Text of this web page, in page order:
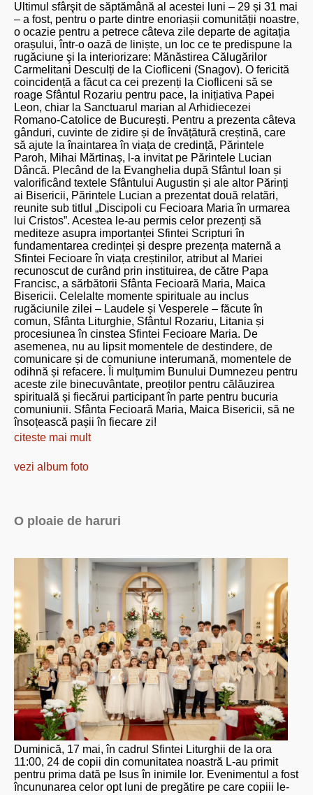
Ultimul sfârşit de săptămână al acestei luni – 29 și 31 mai
– a fost, pentru o parte dintre enoriașii comunității noastre,
o ocazie pentru a petrece câteva zile departe de agitația
orașului, într-o oază de liniște, un loc ce te predispune la
rugăciune şi la interiorizare: Mănăstirea Călugărilor
Carmelitani Desculți de la Ciofliceni (Snagov). O fericită
coincidență a făcut ca cei prezenți la Ciofliceni să se
roage Sfântul Rozariu pentru pace, la inițiativa Papei
Leon, chiar la Sanctuarul marian al Arhidiecezei
Romano-Catolice de București. Pentru a prezenta câteva
gânduri, cuvinte de zidire și de învățătură creștină, care
să ajute la înaintarea în viața de credință, Părintele
Paroh, Mihai Mărtinaș, l-a invitat pe Părintele Lucian
Dâncă. Plecând de la Evanghelia după Sfântul Ioan și
valorificând textele Sfântului Augustin și ale altor Părinți
ai Bisericii, Părintele Lucian a prezentat două relatări,
reunite sub titlul „Discipoli cu Fecioara Maria în urmarea
lui Cristos”. Acestea le-au permis celor prezenți să
mediteze asupra importanței Sfintei Scripturi în
fundamentarea credinței și despre prezența maternă a
Sfintei Fecioare în viața creștinilor, atribut al Mariei
recunoscut de curând prin instituirea, de către Papa
Francisc, a sărbătorii Sfânta Fecioară Maria, Maica
Bisericii. Celelalte momente spirituale au inclus
rugăciunile zilei – Laudele și Vesperele – făcute în
comun, Sfânta Liturghie, Sfântul Rozariu, Litania și
procesiunea în cinstea Sfintei Fecioare Maria. De
asemenea, nu au lipsit momentele de destindere, de
comunicare și de comuniune interumană, momentele de
odihnă și refacere. Îi mulțumim Bunului Dumnezeu pentru
aceste zile binecuvântate, preoților pentru călăuzirea
spirituală și fiecărui participant în parte pentru bucuria
comuniunii. Sfânta Fecioară Maria, Maica Bisericii, să ne
însoțească pașii în fiecare zi!
citeste mai mult
vezi album foto
O ploaie de haruri
Duminică, 17 mai, în cadrul Sfintei Liturghii de la ora
11:00, 24 de copii din comunitatea noastră L-au primit
pentru prima dată pe Isus în inimile lor. Evenimentul a fost
încununarea celor opt luni de pregătire pe care copiii le-